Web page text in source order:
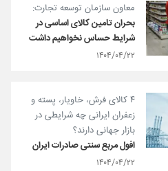
معاون سازمان توسعه تجارت:
بحران تامین کالای اساسی در
شرایط حساس نخواهیم داشت
۱۴۰۴/۰۴/۲۲
۴ کالای فرش، خاویار، پسته و
زعفران ایرانی چه شرایطی در
بازار جهانی دارند؟
افول مربع سنتی صادرات ایران
۱۴۰۴/۰۴/۲۲